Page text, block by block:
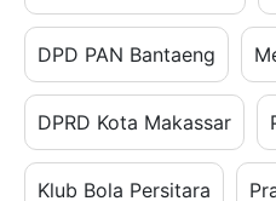
DPD PAN Bantaeng
DPRD Kota Makassar
Klub Bola Persitara